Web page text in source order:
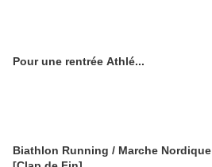
Pour une rentrée Athlé...
Biathlon Running / Marche Nordique